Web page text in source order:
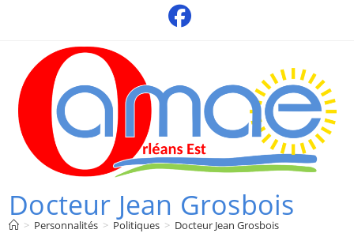
Docteur Jean Grosbois
> Personnalités > Politiques > Docteur Jean Grosbois